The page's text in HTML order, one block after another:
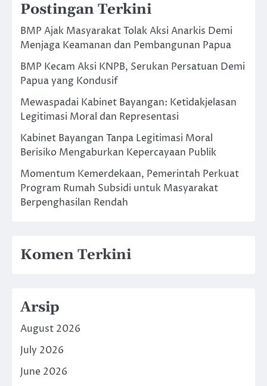
Postingan Terkini
BMP Ajak Masyarakat Tolak Aksi Anarkis Demi
Menjaga Keamanan dan Pembangunan Papua
BMP Kecam Aksi KNPB, Serukan Persatuan Demi
Papua yang Kondusif
Mewaspadai Kabinet Bayangan: Ketidakjelasan
Legitimasi Moral dan Representasi
Kabinet Bayangan Tanpa Legitimasi Moral
Berisiko Mengaburkan Kepercayaan Publik
Momentum Kemerdekaan, Pemerintah Perkuat
Program Rumah Subsidi untuk Masyarakat
Berpenghasilan Rendah
Komen Terkini
Arsip
August 2026
July 2026
June 2026